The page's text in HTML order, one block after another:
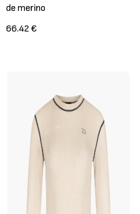
de merino
66.42 €